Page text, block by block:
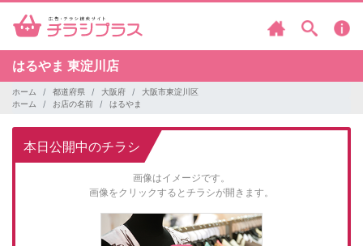
はるやま 東淀川店
ホーム 都道府県 大阪府
大阪市東淀川区
ホーム
お店の名前 はるやま
本日公開中のチラシ
画像はイメージです。
画像をクリックするとチラシが開きます。